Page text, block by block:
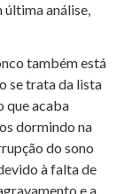
última análise,
também está
se trata da lista
que acaba
dormindo na
do sono
à falta de
e a